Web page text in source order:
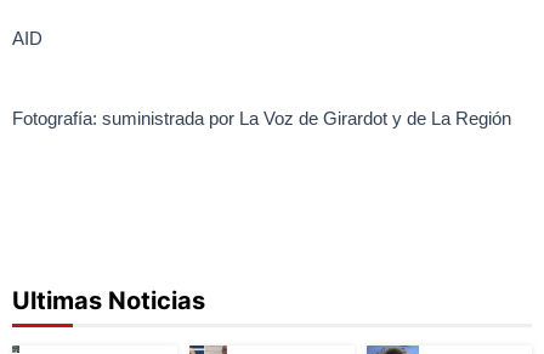
AID
Fotografía: suministrada por La Voz de Girardot y de La Región
Ultimas Noticias